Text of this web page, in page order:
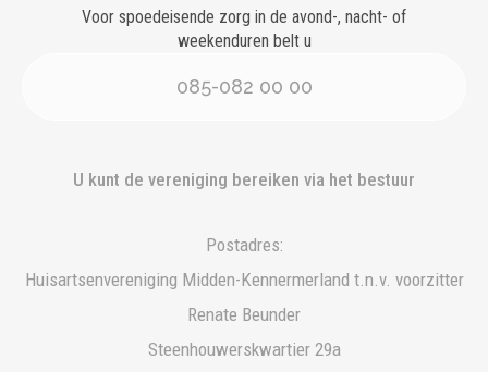
Voor spoedeisende zorg in de avond-, nacht- of
weekenduren belt u
085-082 00 00
U kunt de vereniging bereiken via het bestuur
Postadres:
Huisartsenvereniging Midden-Kennermerland t.n.v. voorzitter
Renate Beunder
Steenhouwerskwartier 29a